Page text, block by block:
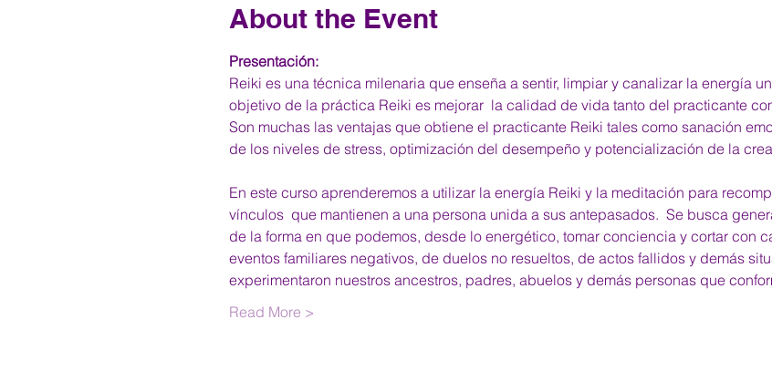
About the Event
Presentación:
Reiki es una técnica milenaria que enseña a sentir, limpiar y canalizar la energía
objetivo de la práctica Reiki es mejorar  la calidad de vida tanto del practicante
Son muchas las ventajas que obtiene el practicante Reiki tales como sanación
de los niveles de stress, optimización del desempeño y potencialización de la
En este curso aprenderemos a utilizar la energía Reiki y la meditación para
vínculos  que mantienen a una persona unida a sus antepasados.  Se busca
de la forma en que podemos, desde lo energético, tomar conciencia y cortar con
eventos familiares negativos, de duelos no resueltos, de actos fallidos y demás
experimentaron nuestros ancestros, padres, abuelos y demás personas que
Read More >